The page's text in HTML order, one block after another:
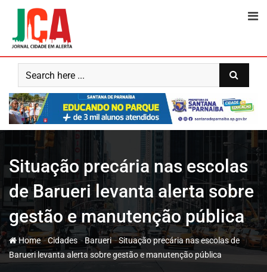
content
Situação precária nas escolas
de Barueri levanta alerta sobre
gestão e manutenção pública
Home-Cidades-Barueri-Situação precária nas escolas de
Barueri levanta alerta sobre gestão e manutenção pública